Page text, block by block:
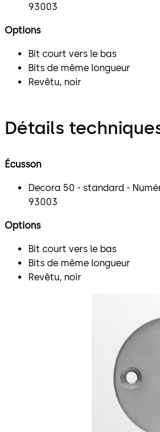
93003
Options
Bit court vers le bas
Bits de même longueur
Revêtu, noir
Détails
Écusson
Decora 50 - standard -
93003
Options
Bit court vers le bas
Bits de même longueur
Revêtu, noir